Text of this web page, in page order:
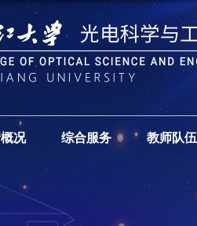
况 综合服务 教师队伍